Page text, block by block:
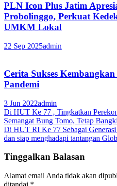
PLN Icon Plus Jatim
Probolinggo, Perkuat
UMKM Lokal
22 Sep 2025admin
Cerita Sukses
Pandemi
3 Jun 2022admin
Navigasi
pos
Di HUT Ke 77 , Tingkatkan
Semangat Bung Tomo, Tetap
Di HUT RI Ke 77 Sebagai Generasi
dan siap menghadapi tantangan
Tinggalkan Balasan
Alamat email Anda tidak akan
ditandai *